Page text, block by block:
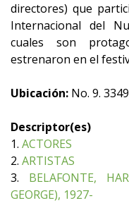
directores) que
Internacional del
cuales son
estrenaron en el
Ubicación: No. 9. 3349
Descriptor(es)
1. ACTORES
2. ARTISTAS
3. BELAFONTE,
GEORGE), 1927-